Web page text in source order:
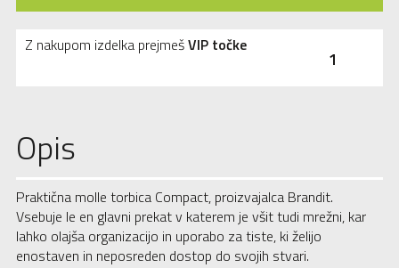
1
Z nakupom izdelka prejmešVIP točke
Opis
Praktična molle torbica Compact, proizvajalca Brandit.
Vsebuje le en glavni prekat v katerem je všit tudi mrežni, kar
lahko olajša organizacijo in uporabo za tiste, ki želijo
enostaven in neposreden dostop do svojih stvari.